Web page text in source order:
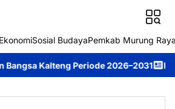
EkonomiSosial BudayaPemkab Murung
2026–2031 DPRD Murung Raya